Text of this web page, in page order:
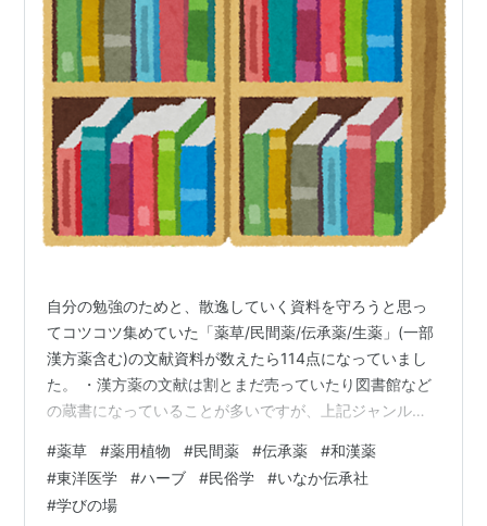
自分の勉強のためと、散逸していく資料を守ろうと思っ
てコツコツ集めていた「薬草/民間薬/伝承薬/生薬」(一部
漢方薬含む)の文献資料が数えたら114点になっていまし
た。 ・漢方薬の文献は割とまだ売っていたり図書館など
の蔵書になっていることが多いですが、上記ジャンルの
かったり持ち出し禁止だったりして良質な内容の本に出
会う機会がそもそも少ない ・最近の薬草の本は化学成分
や機能性成分が掲載されている反面、過去の日本人の経
#薬草 #薬用植物 #民間薬 #伝承薬 #和漢薬
#東洋医学 #ハーブ #民俗学 #いなか伝承社
#学びの場